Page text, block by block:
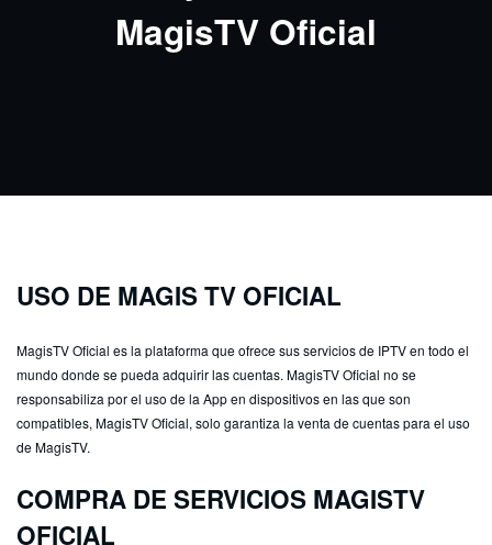
MagisTV Oficial
USO DE MAGIS TV OFICIAL
MagisTV Oficial es la plataforma que ofrece sus servicios de IPTV en todo el
mundo donde se pueda adquirir las cuentas. MagisTV Oficial no se
responsabiliza por el uso de la App en dispositivos en las que son
compatibles, MagisTV Oficial, solo garantiza la venta de cuentas para el uso
de MagisTV.
COMPRA DE SERVICIOS MAGISTV
OFICIAL